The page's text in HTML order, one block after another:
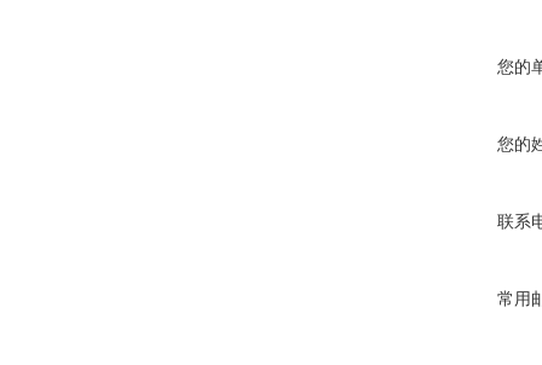
您的
您的
联系
常用